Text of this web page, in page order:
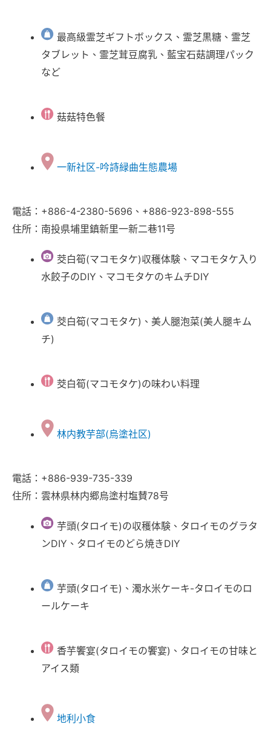
最高級霊芝ギフトボックス、霊芝黒糖、霊芝
タブレット、霊芝茸豆腐乳、藍宝石菇調理パック
など
菇菇特色餐
一新社区-吟詩緑曲生態農場
電話：+886-4-2380-5696、+886-923-898-555
住所：南投県埔里鎮新里一新二巷11号
茭白筍(マコモタケ)収穫体験、マコモタケ入り
水餃子のDIY、マコモタケのキムチDIY
茭白筍(マコモタケ)、美人腿泡菜(美人腿キム
チ)
茭白筍(マコモタケ)の味わい料理
林内教芋部(烏塗社区)
電話：+886-939-735-339
住所：雲林県林内郷烏塗村塩賛78号
芋頭(タロイモ)の収穫体験、タロイモのグラタ
ンDIY、タロイモのどら焼きDIY
芋頭(タロイモ)、濁水米ケーキ-タロイモのロ
ールケーキ
香芋饗宴(タロイモの饗宴)、タロイモの甘味と
アイス類
地利小食